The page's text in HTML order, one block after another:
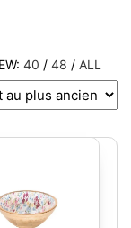
40 / 48 / ALL
plus ancien